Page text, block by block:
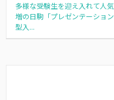
多様な受験生を迎え入れて人気
増の日駒「プレゼンテーション
型入...